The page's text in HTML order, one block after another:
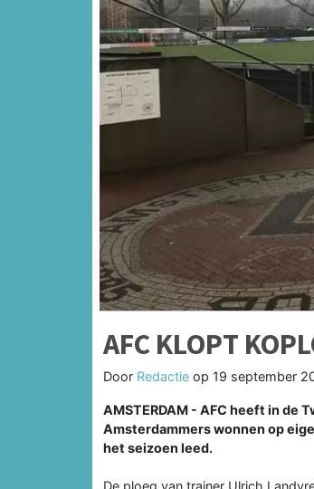
AFC KLOPT
Door Redactie op 19 september
AMSTERDAM - AFC heeft in de
Amsterdammers wonnen op
het seizoen leed.
De ploeg van trainer Ulrich